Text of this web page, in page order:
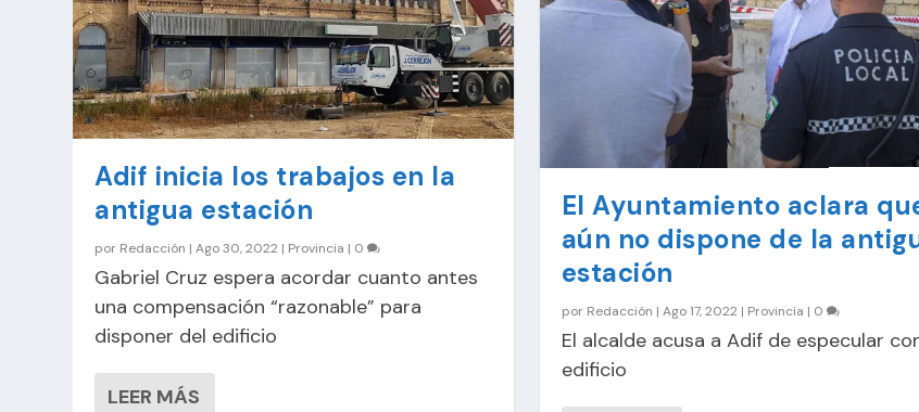
Adif inicia los trabajos en la
antigua estación
por Redacción |Ago 30, 2022 | Provincia | 0
Gabriel Cruz espera acordar cuanto antes
una compensación “razonable” para
disponer del edificio
LEER MÁS
El Ayuntamiento aclara
aún no dispone de la
estación
por Redacción | Ago 17, 2022 | Provincia | 0
El alcalde acusa a Adif de especular
edificio